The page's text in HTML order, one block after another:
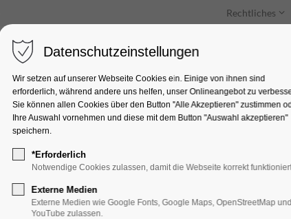
Rechtliches
Unterkünfte Entdecken &
Entdecker-Tour
Führung, Themenführung
Datenschutzeinstellungen
Wir setzen auf unserer Webseite Cookies ein. Einige von ihnen sind
erforderlich, während andere uns helfen, unser Onlineangebot zu
Sie können allen Cookies über den Button "Alle Akzeptieren" zustimmen
Ihre Auswahl vornehmen und diese mit dem Button "Auswahl akzeptieren"
speichern.
*Erforderlich
Notwendige Cookies zulassen, damit die Webseite korrekt
Externe Medien
Externe Medien wie Google Fonts, Google Maps, OpenStreetMap und
YouTube zulassen.